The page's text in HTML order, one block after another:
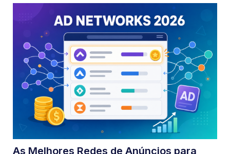
As Melhores Redes de Anúncios para